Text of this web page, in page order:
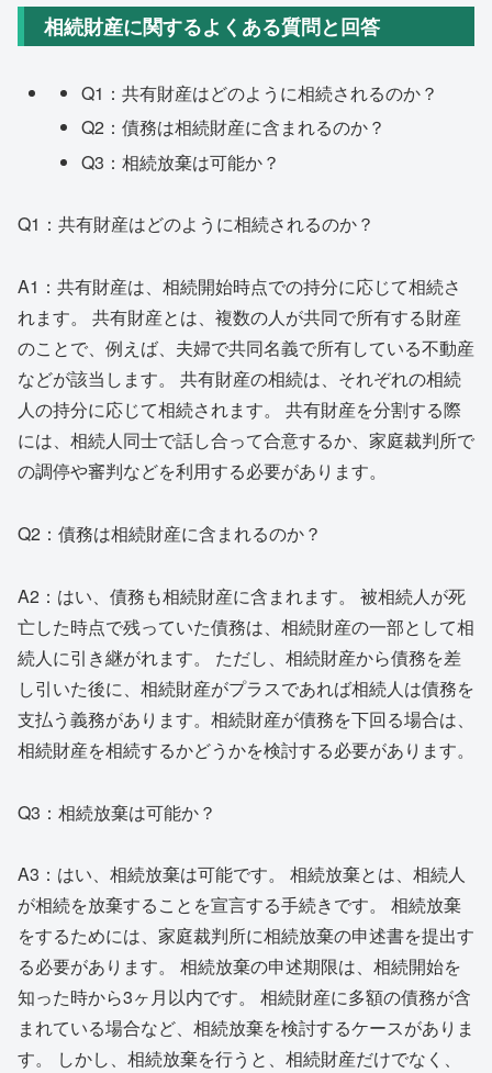
相続財産に関するよくある質問と回答
Q1：共有財産はどのように相続されるのか？
Q2：債務は相続財産に含まれるのか？
Q3：相続放棄は可能か？
Q1：共有財産はどのように相続されるのか？
A1：共有財産は、相続開始時点での持分に応じて相続さ
れます。 共有財産とは、複数の人が共同で所有する財産
のことで、例えば、夫婦で共同名義で所有している不動産
などが該当します。 共有財産の相続は、それぞれの相続
人の持分に応じて相続されます。 共有財産を分割する際
には、相続人同士で話し合って合意するか、家庭裁判所で
の調停や審判などを利用する必要があります。
Q2：債務は相続財産に含まれるのか？
A2：はい、債務も相続財産に含まれます。 被相続人が死
亡した時点で残っていた債務は、相続財産の一部として相
続人に引き継がれます。 ただし、相続財産から債務を差
し引いた後に、相続財産がプラスであれば相続人は債務を
支払う義務があります。相続財産が債務を下回る場合は、
相続財産を相続するかどうかを検討する必要があります。
Q3：相続放棄は可能か？
A3：はい、相続放棄は可能です。 相続放棄とは、相続人
が相続を放棄することを宣言する手続きです。 相続放棄
をするためには、家庭裁判所に相続放棄の申述書を提出す
る必要があります。 相続放棄の申述期限は、相続開始を
知った時から3ヶ月以内です。 相続財産に多額の債務が含
まれている場合など、相続放棄を検討するケースがありま
す。 しかし、相続放棄を行うと、相続財産だけでなく、